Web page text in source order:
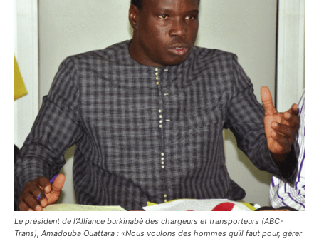
Le président de l’Alliance burkinabè des chargeurs et transporteurs (ABC-
Trans), Amadouba Ouattara : «Nous voulons des hommes qu’il faut pour, gérer